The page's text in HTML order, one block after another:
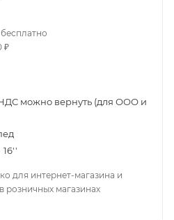
₽
можно вернуть (для ООО и
16''
для интернет-магазина и
розничных магазинах